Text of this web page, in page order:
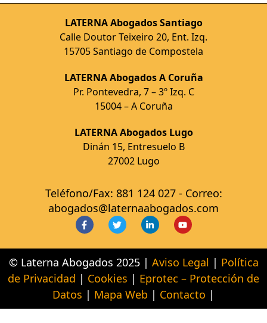
LATERNA Abogados Santiago
Calle Doutor Teixeiro 20, Ent. Izq.
15705 Santiago de Compostela
LATERNA Abogados A Coruña
Pr. Pontevedra, 7 – 3º Izq. C
15004 – A Coruña
LATERNA Abogados Lugo
Dinán 15, Entresuelo B
27002 Lugo
Teléfono/Fax: 881 124 027 - Correo:
abogados@laternaabogados.com
© Laterna Abogados 2025 | Aviso Legal | Política
de Privacidad | Cookies | Eprotec – Protección de
Datos | Mapa Web | Contacto |